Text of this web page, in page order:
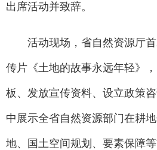
出席活动并致辞。
活动现场，省自然资源厅首
传片《土地的故事永远年轻》
板、发放宣传资料、设立政策
中展示全省自然资源部门在耕
地、国土空间规划、要素保障